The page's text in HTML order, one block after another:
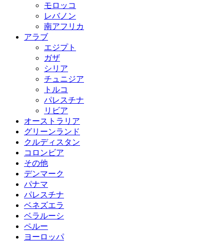
モロッコ
レバノン
南アフリカ
アラブ
エジプト
ガザ
シリア
チュニジア
トルコ
パレスチナ
リビア
オーストラリア
グリーンランド
クルディスタン
コロンビア
その他
デンマーク
パナマ
パレスチナ
ベネズエラ
ベラルーシ
ペルー
ヨーロッパ